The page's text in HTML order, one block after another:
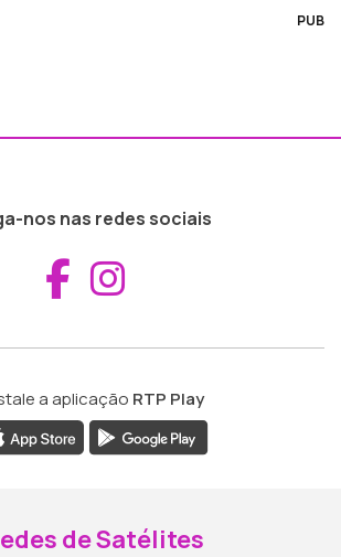
PUB
nos nas redes sociais
Aceder ao
a aplicação RTP Play
de Satélites